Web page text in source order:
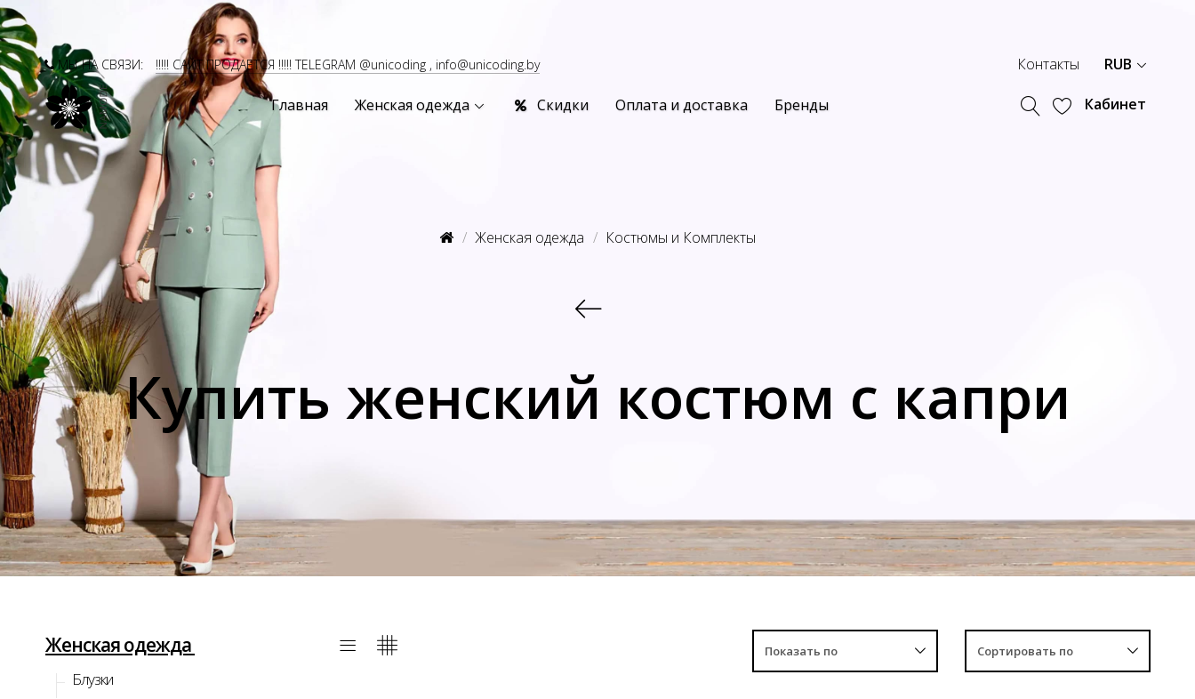
МЫ НА СВЯЗИ: !!!!! САЙТ ПРОДАЕТСЯ !!!!! TELEGRAM @unicoding , info@unicoding.by Контакты RUB
Главная Женская одежда Скидки Оплата и доставка Бренды Кабинет
Женская одежда Костюмы и Комплекты
Купить женский костюм с капри
Женская одежда
Блузки